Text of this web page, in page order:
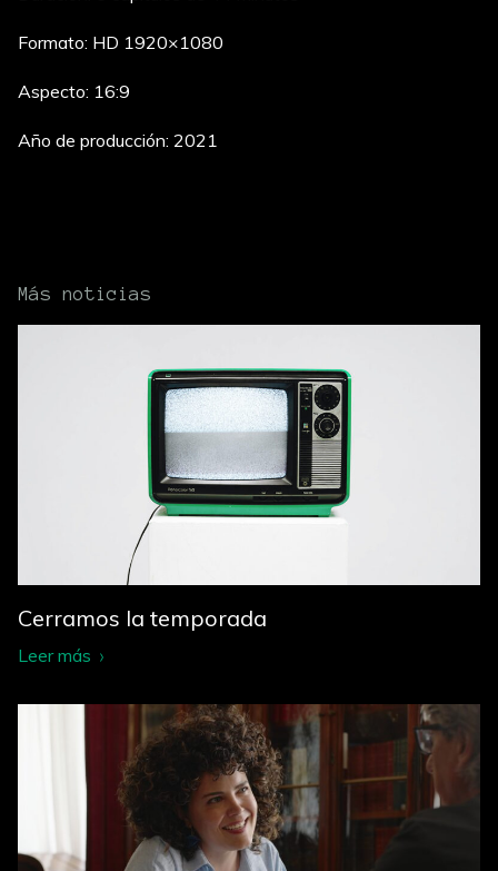
Formato: HD 1920×1080
Aspecto: 16:9
Año de producción: 2021
Más noticias
Cerramos la temporada
Leer más